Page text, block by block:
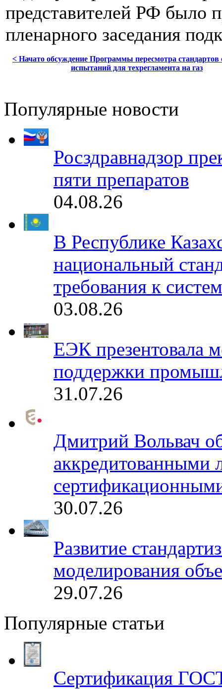
представителей РФ было
пленарного заседания
< Начато обсуждение Программы пересмотра стандартов
испытаний для техрегламента на газ
Популярные новости
Росздравнадзор
пяти препаратов
04.08.26
В Республике
национальный
требования к
03.08.26
ЕЭК презентовала
поддержки
31.07.26
Дмитрий Вольвач
аккредитованными
30.07.26
Развитие
моделирования
29.07.26
Популярные статьи
Сертификация